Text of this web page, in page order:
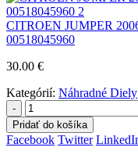
CITROEN JUMPER
00518045960
30.00 €
Kategórií: Náhradné Diely
-
Pridať do košíka
Facebook Twitter